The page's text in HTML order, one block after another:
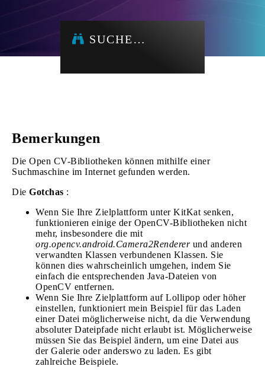
SUCHE…
Bemerkungen
Die Open CV-Bibliotheken können mithilfe einer
Suchmaschine im Internet gefunden werden.
Die Gotchas :
Wenn Sie Ihre Zielplattform unter KitKat senken,
funktionieren einige der OpenCV-Bibliotheken nicht
mehr, insbesondere die mit
org.opencv.android.Camera2Rendererund anderen
verwandten Klassen verbundenen Klassen. Sie
können dies wahrscheinlich umgehen, indem Sie
einfach die entsprechenden Java-Dateien von
OpenCV entfernen.
Wenn Sie Ihre Zielplattform auf Lollipop oder höher
einstellen, funktioniert mein Beispiel für das Laden
einer Datei möglicherweise nicht, da die Verwendung
absoluter Dateipfade nicht erlaubt ist. Möglicherweise
müssen Sie das Beispiel ändern, um eine Datei aus
der Galerie oder anderswo zu laden. Es gibt
zahlreiche Beispiele.